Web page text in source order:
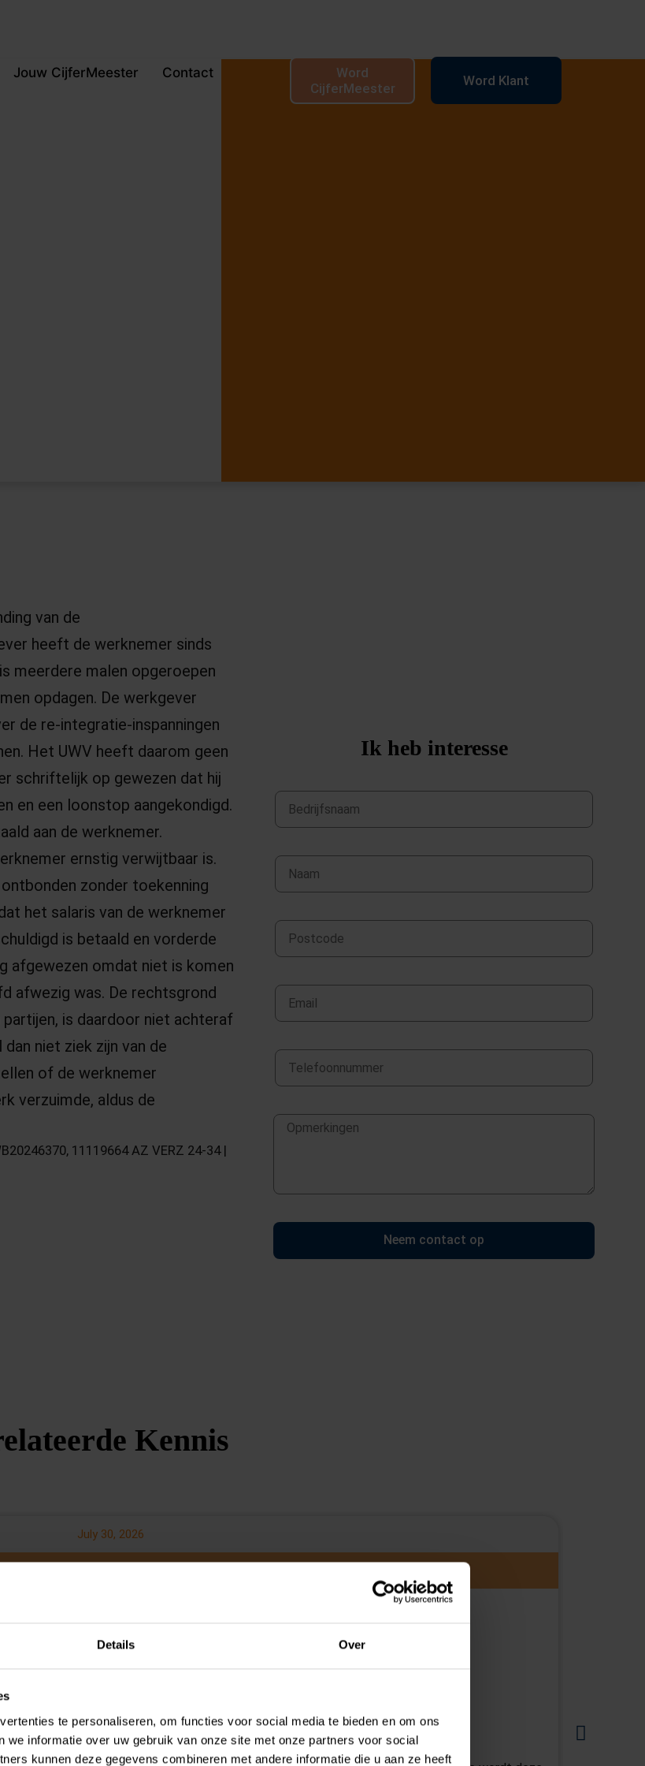
Details Over
te personaliseren, om functies voor social media te bieden en om ons
we informatie over uw gebruik van onze site met onze partners voor social
kunnen deze gegevens combineren met andere informatie die u aan ze heeft
Jouw CijferMeester Contact
Word
CijferMeester
Word Klant
van de
heeft de werknemer sinds
meerdere malen opgeroepen
opdagen. De werkgever
de re-integratie-inspanningen
Het UWV heeft daarom geen
schriftelijk op gewezen dat hij
en een loonstop aangekondigd.
aan de werknemer.
ernstig verwijtbaar is.
zonder toekenning
het salaris van de werknemer
is betaald en vorderde
afgewezen omdat niet is komen
afwezig was. De rechtsgrond
is daardoor niet achteraf
niet ziek zijn van de
of de werknemer
verzuimde, aldus de
11119664 AZ VERZ 24-34 |
Ik heb interesse
Neem contact op
Kennis
July 30, 2026